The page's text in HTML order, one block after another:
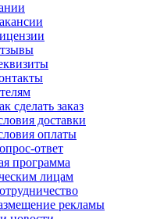
сделать заказ
доставки
оплаты
ответ
программа
лицам
рекламы